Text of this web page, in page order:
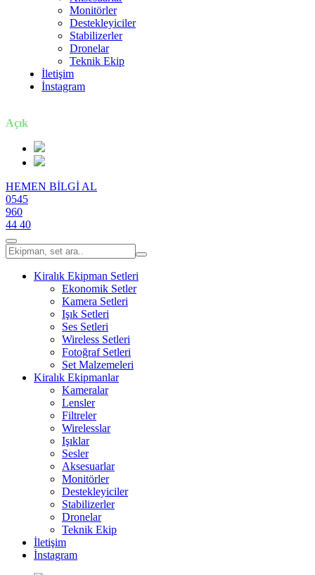
Monitörler
Destekleyiciler
Stabilizerler
Dronelar
Teknik Ekip
İletişim
İnstagram
Açık
HEMEN BİLGİ AL
0545
960
44 40
Kiralık Ekipman Setleri
Ekonomik Setler
Kamera Setleri
Işık Setleri
Ses Setleri
Wireless Setleri
Fotoğraf Setleri
Set Malzemeleri
Kiralık Ekipmanlar
Kameralar
Lensler
Filtreler
Wirelesslar
Işıklar
Sesler
Aksesuarlar
Monitörler
Destekleyiciler
Stabilizerler
Dronelar
Teknik Ekip
İletişim
İnstagram